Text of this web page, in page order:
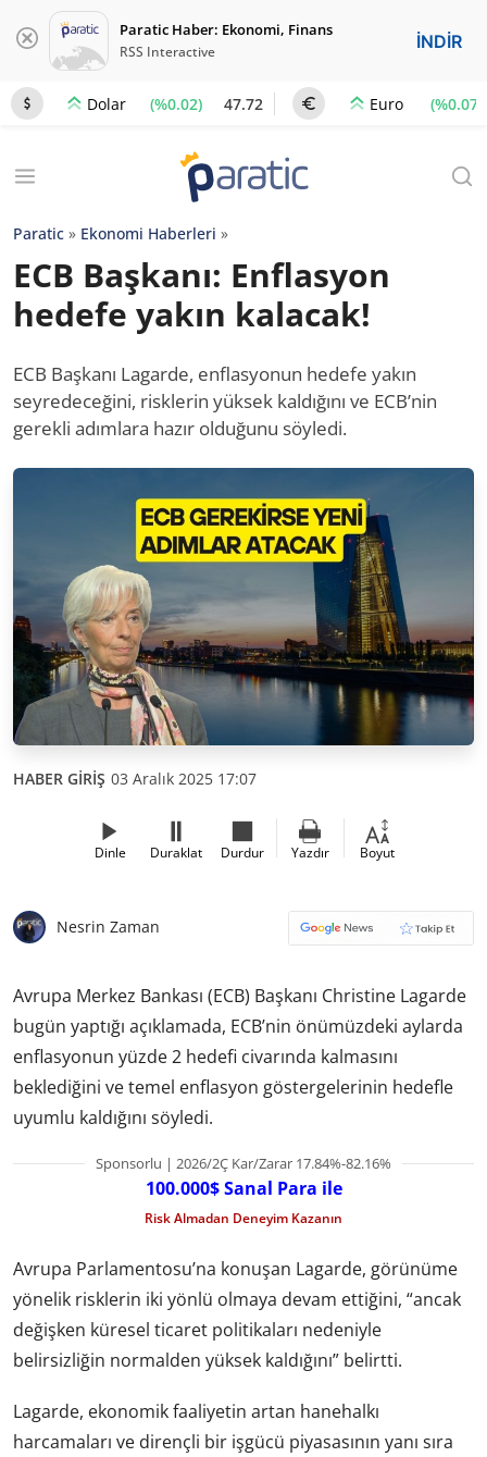
Paratic Haber: Ekonomi, Finans
RSS Interactive İNDİR
Dolar (%0.02) 47.72 Euro (%0.07)
Paratic » Ekonomi Haberleri »
ECB Başkanı: Enflasyon
hedefe yakın kalacak!
ECB Başkanı Lagarde, enflasyonun hedefe yakın
seyredeceğini, risklerin yüksek kaldığını ve ECB’nin
gerekli adımlara hazır olduğunu söyledi.
HABER GİRİŞ 03 Aralık 2025 17:07
Dinle Duraklat Durdur Yazdır Boyut
Nesrin Zaman
Avrupa Merkez Bankası (ECB) Başkanı Christine Lagarde
bugün yaptığı açıklamada, ECB’nin önümüzdeki aylarda
enflasyonun yüzde 2 hedefi civarında kalmasını
beklediğini ve temel enflasyon göstergelerinin hedefle
uyumlu kaldığını söyledi.
Sponsorlu | 2026/2Ç Kar/Zarar 17.84%-82.16%
100.000$ Sanal Para ile
Risk Almadan Deneyim Kazanın
Avrupa Parlamentosu’na konuşan Lagarde, görünüme
yönelik risklerin iki yönlü olmaya devam ettiğini, “ancak
değişken küresel ticaret politikaları nedeniyle
belirsizliğin normalden yüksek kaldığını” belirtti.
Lagarde, ekonomik faaliyetin artan hanehalkı
harcamaları ve dirençli bir işgücü piyasasının yanı sıra